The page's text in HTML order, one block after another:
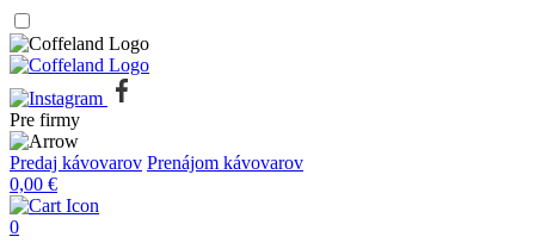
Pre firmy
Predaj kávovarov Prenájom kávovarov
0,00 €
0